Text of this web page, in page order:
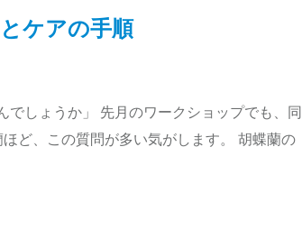
ケアの手順
でしょうか」 先月のワークショップでも、同
ど、この質問が多い気がします。 胡蝶蘭の